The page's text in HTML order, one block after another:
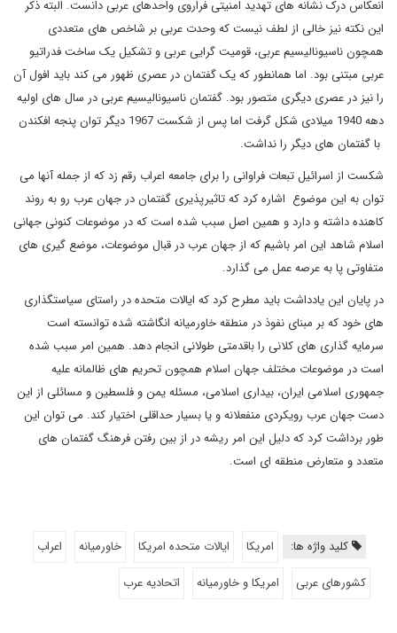
انعکاس درک نشانه های تهدید امنیتی فراروی واحدهای عربی دانست. البته ذکر
این نکته نیز خالی از لطف نیست که وحدت عربی بر شاخص های متعددی
همچون ناسیونالیسیم عربی، قومیت گرایی عربی و تشکیل یک ساخت فدراتیو
عربی مبتنی بود. اما همانطور که یک گفتمان در عصری ظهور می کند باید افول آن
را نیز در عصری دیگری متصور بود. گفتمان ناسیونالیسیم عربی در سال های اولیه
دهه 1940 میلادی شکل گرفت اما پس از شکست 1967 دیگر توان پنجه افکندن
با گفتمان های دیگر را نداشت.
شکست از اسرائیل تبعات فراوانی را برای جامعه اعراب رقم زد که از جمله آنها می
توان به این موضوع اشاره کرد که تاثیرپذیری گفتمان در جهان عرب رو به روند
کاهنده داشته و دارد و همین اصل سبب شده است که در موضوعات کنونی جهانی
اسلام شاهد این امر باشیم که از جهان عرب در قبال موضوعات، موضع گیری های
متفاوتی پا به عرصه عمل می گذارد.
در پایان این یادداشت باید مطرح کرد که ایالات متحده در راستای سیاستگذاری
های خود که بر مبنای نفوذ در منطقه خاورمیانه انگاشته شده توانسته است
سرمایه گذاری های کلانی را باقدمتی طولانی انجام دهد. همین امر سبب شده
است در موضوعات مختلف جهان اسلام همچون تحریم های ظالمانه علیه
جمهوری اسلامی ایران، بیداری اسلامی، مسئله یمن و فلسطین و مسائلی از این
دست جهان عرب رویکردی منفعلانه و یا بسیار حداقلی اختیار کند. می توان این
طور برداشت کرد که دلیل این امر ریشه در از بین رفتن فرهنگ گفتمان های
متعدد و متعارض منطقه ای است.
کلید واژه ها: امریکا ایالات متحده امریکا خاورمیانه
اعراب
کشورهای عربی
امریکا و خاورمیانه اتحادیه عرب